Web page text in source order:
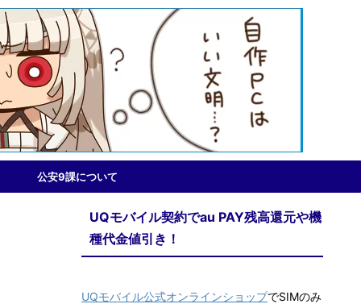
公安9課について
UQモバイル契約でau PAY残高還元や機
種代金値引き！
UQモバイル公式オンラインショップでSIMのみ